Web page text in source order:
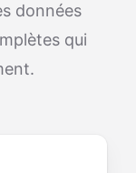
données
qui